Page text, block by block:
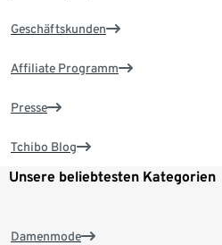
Geschäftskunden
Affiliate Programm
Presse
Tchibo Blog
Unsere beliebtesten Kategorien
Damenmode